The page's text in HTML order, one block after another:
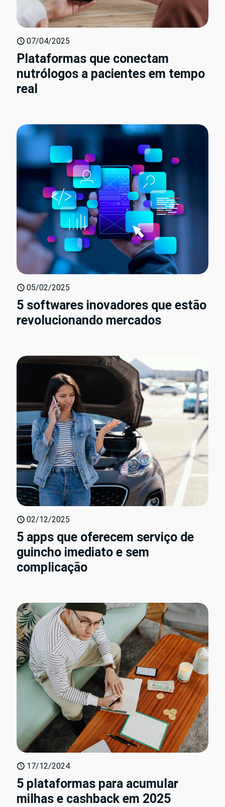
07/04/2025
Plataformas que conectam
nutrólogos a pacientes em tempo
real
05/02/2025
5 softwares inovadores que estão
revolucionando mercados
02/12/2025
5 apps que oferecem serviço de
guincho imediato e sem
complicação
17/12/2024
5 plataformas para acumular
milhas e cashback em 2025